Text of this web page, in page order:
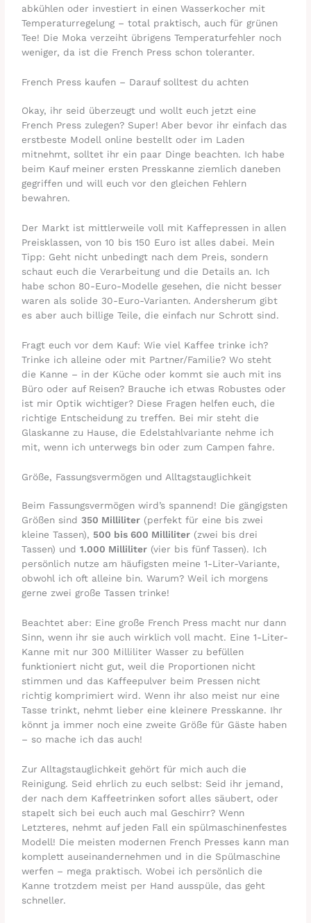
abkühlen oder investiert in einen Wasserkocher mit
Temperaturregelung – total praktisch, auch für grünen
Tee! Die Moka verzeiht übrigens Temperaturfehler noch
weniger, da ist die French Press schon toleranter.
French Press kaufen – Darauf solltest du achten
Okay, ihr seid überzeugt und wollt euch jetzt eine
French Press zulegen? Super! Aber bevor ihr einfach das
erstbeste Modell online bestellt oder im Laden
mitnehmt, solltet ihr ein paar Dinge beachten. Ich habe
beim Kauf meiner ersten Presskanne ziemlich daneben
gegriffen und will euch vor den gleichen Fehlern
bewahren.
Der Markt ist mittlerweile voll mit Kaffepressen in allen
Preisklassen, von 10 bis 150 Euro ist alles dabei. Mein
Tipp: Geht nicht unbedingt nach dem Preis, sondern
schaut euch die Verarbeitung und die Details an. Ich
habe schon 80-Euro-Modelle gesehen, die nicht besser
waren als solide 30-Euro-Varianten. Andersherum gibt
es aber auch billige Teile, die einfach nur Schrott sind.
Fragt euch vor dem Kauf: Wie viel Kaffee trinke ich?
Trinke ich alleine oder mit Partner/Familie? Wo steht
die Kanne – in der Küche oder kommt sie auch mit ins
Büro oder auf Reisen? Brauche ich etwas Robustes oder
ist mir Optik wichtiger? Diese Fragen helfen euch, die
richtige Entscheidung zu treffen. Bei mir steht die
Glaskanne zu Hause, die Edelstahlvariante nehme ich
mit, wenn ich unterwegs bin oder zum Campen fahre.
Größe, Fassungsvermögen und Alltagstauglichkeit
Beim Fassungsvermögen wird’s spannend! Die gängigsten
Größen sind350 Milliliter (perfekt für eine bis zwei
kleine Tassen), 500 bis 600 Milliliter (zwei bis drei
Tassen) und1.000 Milliliter (vier bis fünf Tassen). Ich
persönlich nutze am häufigsten meine 1-Liter-Variante,
obwohl ich oft alleine bin. Warum? Weil ich morgens
gerne zwei große Tassen trinke!
Beachtet aber: Eine große French Press macht nur dann
Sinn, wenn ihr sie auch wirklich voll macht. Eine 1-Liter-
Kanne mit nur 300 Milliliter Wasser zu befüllen
funktioniert nicht gut, weil die Proportionen nicht
stimmen und das Kaffeepulver beim Pressen nicht
richtig komprimiert wird. Wenn ihr also meist nur eine
Tasse trinkt, nehmt lieber eine kleinere Presskanne. Ihr
könnt ja immer noch eine zweite Größe für Gäste haben
– so mache ich das auch!
Zur Alltagstauglichkeit gehört für mich auch die
Reinigung. Seid ehrlich zu euch selbst: Seid ihr jemand,
der nach dem Kaffeetrinken sofort alles säubert, oder
stapelt sich bei euch auch mal Geschirr? Wenn
Letzteres, nehmt auf jeden Fall ein spülmaschinenfestes
Modell! Die meisten modernen French Presses kann man
komplett auseinandernehmen und in die Spülmaschine
werfen – mega praktisch. Wobei ich persönlich die
Kanne trotzdem meist per Hand ausspüle, das geht
schneller.